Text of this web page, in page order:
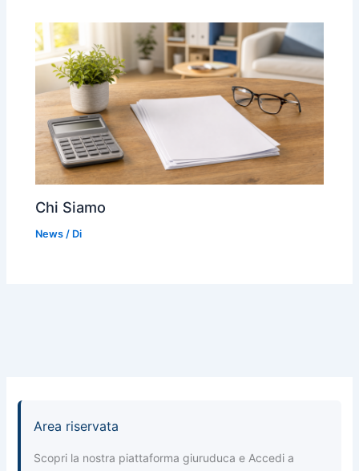
Chi Siamo
News / Di
Area riservata
Scopri la nostra piattaforma giuruduca e Accedi a